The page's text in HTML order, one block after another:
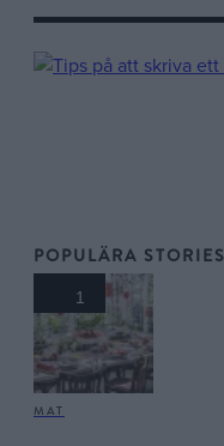
POPULÄRA STORIES
1
MAT